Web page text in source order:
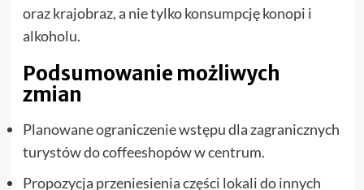
oraz krajobraz, a nie tylko konsumpcję konopi i
alkoholu.
Podsumowanie możliwych
zmian
Planowane ograniczenie wstępu dla zagranicznych
turystów do coffeeshopów w centrum.
Propozycja przeniesienia części lokali do innych